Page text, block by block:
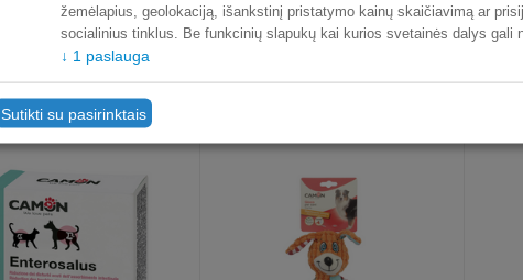
žemėlapius, geolokaciją, išankstinį pristatymo kainų skaičiavimą ar
socialinius tinklus. Be funkcinių slapukų kai kurios svetainės dalys gali
↓ 1 paslauga
Sutikti su pasirinktais